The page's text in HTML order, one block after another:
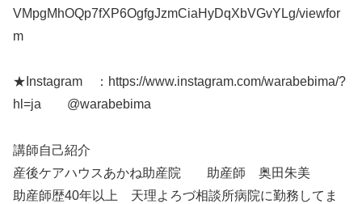
VMpgMhOQp7fXP6OgfgJzmCiaHyDqXbVGvYLg/viewfor
m
★Instagram ：https://www.instagram.com/warabebima/?
hl=ja @warabebima
講師自己紹介
産後ケアハウスあかね助産院 助産師 奥田朱美
助産師歴40年以上 天理よろづ相談所病院に勤務してま